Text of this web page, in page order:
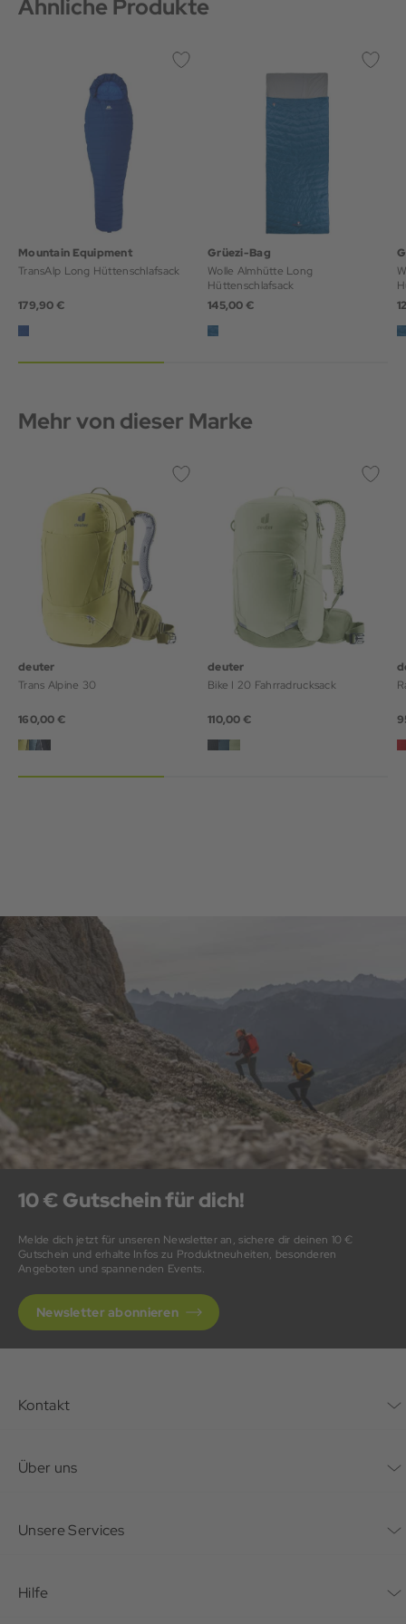
Ähnliche Produkte
Mountain Equipment
TransAlp Long Hüttenschlafsack
179,90 €
Grüezi-Bag
Wolle Almhütte Long
Hüttenschlafsack
145,00 €
Mehr von dieser Marke
deuter
Trans Alpine 30
160,00 €
deuter
Bike I 20 Fahrradrucksack
110,00 €
10 € Gutschein für dich!
Melde dich jetzt für unseren Newsletter an, sichere dir deinen 10 €
Gutschein und erhalte Infos zu Produktneuheiten, besonderen
Angeboten und spannenden Events.
Newsletter abonnieren
Kontakt
Über uns
Karriere
Unsere Services
Hilfe